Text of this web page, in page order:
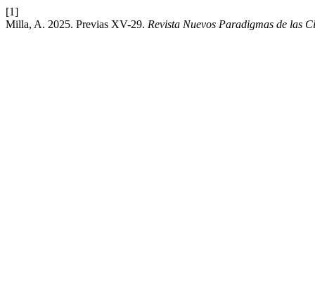
[1]
Milla, A. 2025. Previas XV-29. Revista Nuevos Paradigmas de las